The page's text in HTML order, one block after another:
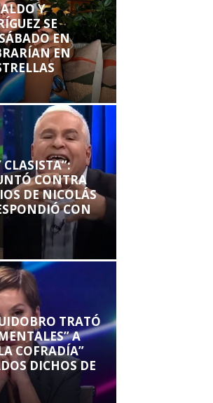
Y
SE
EN
EN
CLASISTA”:
CONTRA
DE NICOLÁS
CON
TRATÓ
A
COFRADÍA”
DICHOS DE